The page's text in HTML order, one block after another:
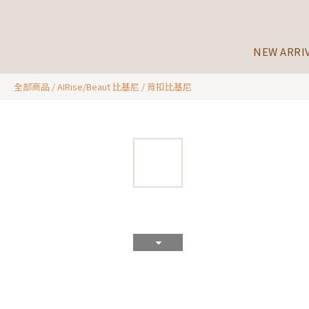
NEW
全部商品 /AIRise/Beaut 比基尼 /背扣比基尼